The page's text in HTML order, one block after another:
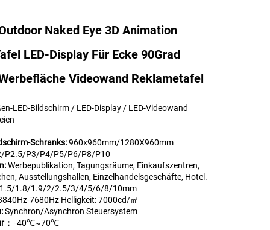
Naked Eye 3D Animation
LED-Display Für Ecke 90Grad
Videowand Reklametafel
LED-Bildschirm / LED-Display / LED-Videowand
Schranks:960x960mm/1280X960mm
P2.5/P3/P4/P5/P6/P8/P10
Werbepublikation, Tagungsräume, Einkaufszentren,
Ausstellungshallen, Einzelhandelsgeschäfte, Hotel.
1.8/1.9/2/2.5/3/4/5/6/8/10mm
7680Hz Helligkeit: 7000cd/㎡
Synchron/Asynchron Steuersystem
-40℃~70℃